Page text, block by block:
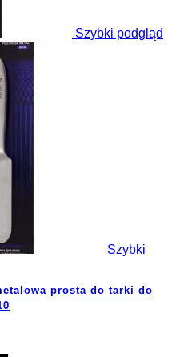
Szybki podgląd
Szybki
prosta do tarki do